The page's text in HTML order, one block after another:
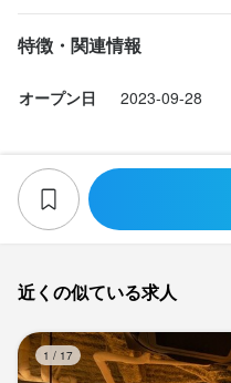
特徴・関連情報
オープン日 2023-09-28
近くの似ている求人
1 / 17